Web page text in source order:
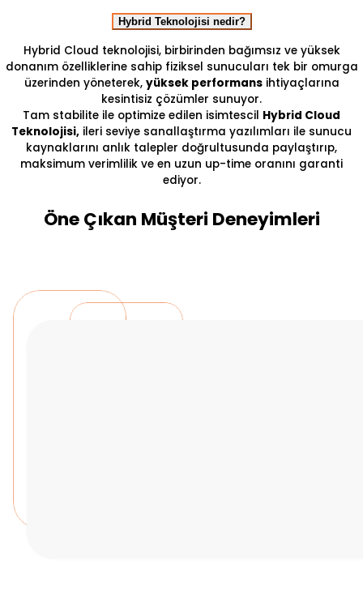
Hybrid Teknolojisi nedir?
Hybrid Cloud teknolojisi, birbirinden bağımsız ve yüksek
donanım özelliklerine sahip fiziksel sunucuları tek bir omurga
üzerinden yöneterek, yüksek performansihtiyaçlarına
kesintisiz çözümler sunuyor.
Tam stabilite ile optimize edilen isimtescil Hybrid Cloud
Teknolojisi, ileri seviye sanallaştırma yazılımları ile sunucu
kaynaklarını anlık talepler doğrultusunda paylaştırıp,
maksimum verimlilik ve en uzun up-time oranını garanti
ediyor.
Öne Çıkan Müşteri Deneyimleri